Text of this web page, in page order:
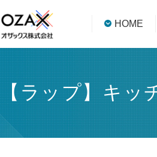
HOME
【ラップ】キッ